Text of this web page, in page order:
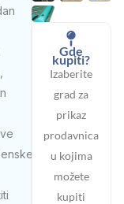
Gde
kupiti?
Izaberite
grad za
prikaz
prodavnica
u kojima
možete
kupiti